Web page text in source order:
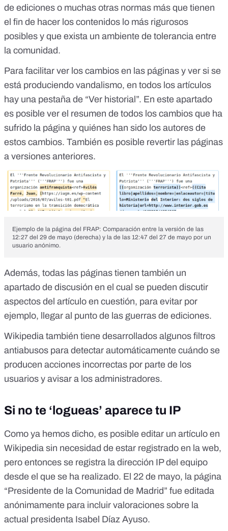
de ediciones o muchas otras normas más que tienen
el fin de hacer los contenidos lo más rigurosos
posibles y que exista un ambiente de tolerancia entre
la comunidad.
Para facilitar ver los cambios en las páginas y ver si se
está produciendo vandalismo, en todos los artículos
hay una pestaña de “Ver historial ”. En este apartado
es posible ver el resumen de todos los cambios que ha
sufrido la página y quiénes han sido los autores de
estos cambios. También es posible revertir las páginas
a versiones anteriores.
Ejemplo de la página del FRAP: Comparación entre la versión de las
12:27 del 29 de mayo (derecha) y la de las 12:47 del 27 de mayo por un
usuario anónimo.
Además, todas las páginas tienen también un
apartado de discusión en el cual se pueden discutir
aspectos del artículo en cuestión, para evitar por
ejemplo, llegar al punto de las guerras de ediciones.
Wikipedia también tiene desarrollados algunos filtros
antiabusos para detectar automáticamente cuándo se
producen acciones incorrectas por parte de los
usuarios y avisar a los administradores.
Si no te ‘logueas’ aparece tu IP
Como ya hemos dicho, es posible editar un artículo en
Wikipedia sin necesidad de estar registrado en la web,
pero entonces se registra la dirección IPdel equipo
desde el que se ha realizado. El 22 de mayo, la página
“Presidente de la Comunidad de Madrid” fue editada
anónimamente para incluir valoraciones sobre la
actual presidenta Isabel Díaz Ayuso.